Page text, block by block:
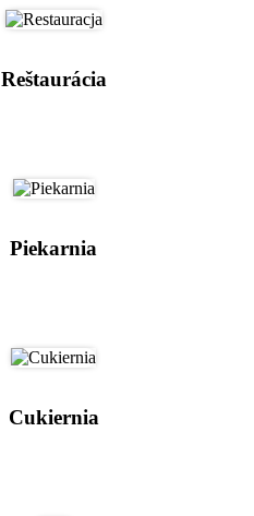
Reštaurácia
Piekarnia
Cukiernia